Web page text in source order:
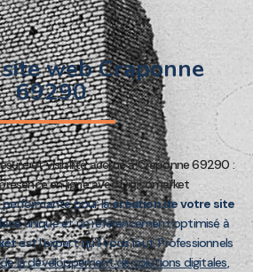
web Craponne
69290
et visibilité accrue à Craponne 69290 :
en ligne avec Digicomarket
performante pour lacréation de votre site
unique et un référencement optimisé à
est l’expert qu’il vous faut. Professionnels
la développement de solutions digitales